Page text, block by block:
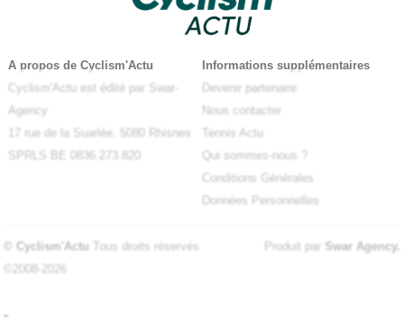
A propos de Cyclism'Actu
Cyclism'Actu est édité par Swar-
Agency
17 rue de la Suarlée, 5080 Rhisnes
SPRLS BE 0836.273.820
Informations supplémentaires
Devenir partenaire
Nous contacter
Tennis Actu
Qui sommes-nous ?
Conditions Générales
Données Personnelles
© Cyclism'Actu Tous droits réservés
©2008-2026
Produit par Swar Agency.
-